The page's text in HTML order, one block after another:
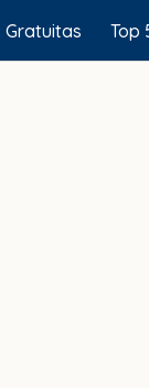
Gratuitas Top